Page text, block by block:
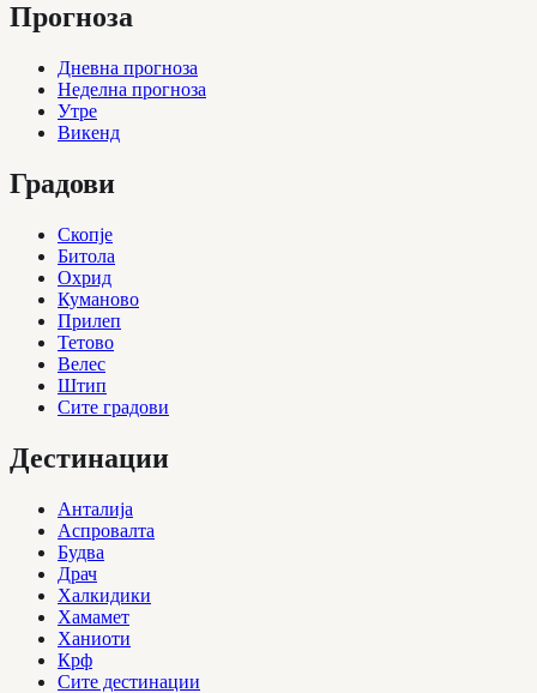
Прогноза
Дневна прогноза
Неделна прогноза
Утре
Викенд
Градови
Скопје
Битола
Охрид
Куманово
Прилеп
Тетово
Велес
Штип
Сите градови
Дестинации
Анталија
Аспровалта
Будва
Драч
Халкидики
Хамамет
Ханиоти
Крф
Сите дестинации